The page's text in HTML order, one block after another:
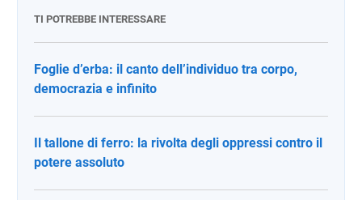
TI POTREBBE INTERESSARE
Foglie d’erba: il canto dell’individuo tra corpo,
democrazia e infinito
Il tallone di ferro: la rivolta degli oppressi contro il
potere assoluto